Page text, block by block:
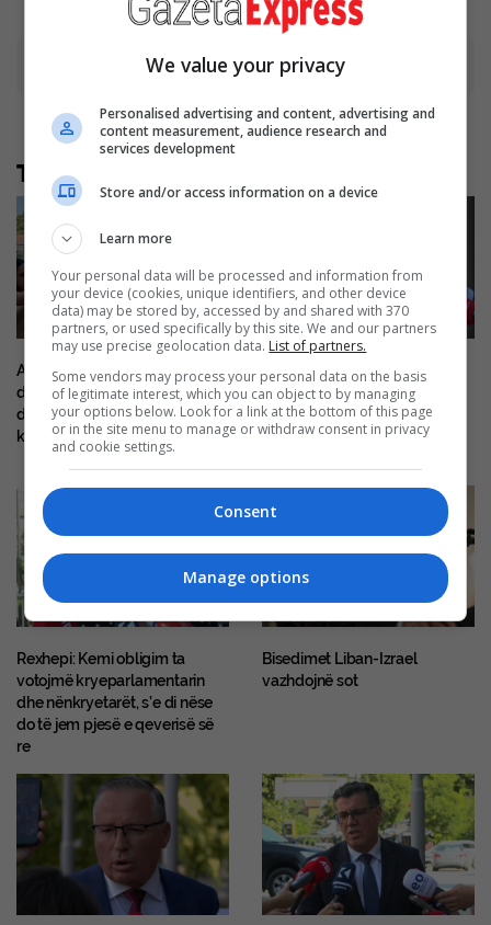
Advertisement
Të tjera nga rubrika
Abdixhiku: Ka afrime, por kemi
distancë për balancën
demokratike, ata që po na
kritikojnë, po kërkojnë zgjedhje
“Sot nuk votoj asgjë”, Balje:
Mes meje dhe VV-së nuk ka
besim, qëndrimet e mia nuk
kanë ndryshuar
Rexhepi: Kemi obligim ta
votojmë kryeparlamentarin
dhe nënkryetarët, s’e di nëse
do të jem pjesë e qeverisë së
re
Bisedimet Liban-Izrael
vazhdojnë sot
We value your privacy
Personalised advertising and content, advertising and
content measurement, audience research and
services development
Store and/or access information on a device
Learn more
Your personal data will be processed and information from
your device (cookies, unique identifiers, and other device
data) may be stored by, accessed by and shared with 370
partners, or used specifically by this site. We and our partners
may use precise geolocation data. List of partners.
Some vendors may process your personal data on the basis
of legitimate interest, which you can object to by managing
your options below. Look for a link at the bottom of this page
or in the site menu to manage or withdraw consent in privacy
and cookie settings.
Consent
Manage options